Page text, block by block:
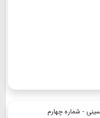
- شماره چهارم